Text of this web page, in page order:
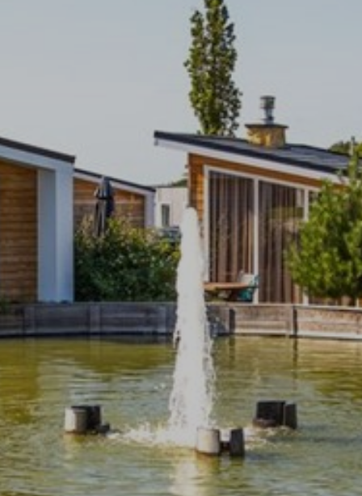
Noodzakelijke cookies helpen een website
bruikbaarder te maken, door basisfuncties als
paginanavigatie en toegang tot beveiligde
gedeelten van de website mogelijk te maken.
Zonder deze cookies kan de website niet naar
Deze site gebruikt cookies en Google
technologieën om het siteverkeer te analyseren.
Het doel van marketingcookies is advertenties
weergeven die zijn afgestemd op en relevant zijn
voor de individuele gebruiker. Deze advertenties
worden zo waardevoller voor uitgevers en externe
adverteerders.